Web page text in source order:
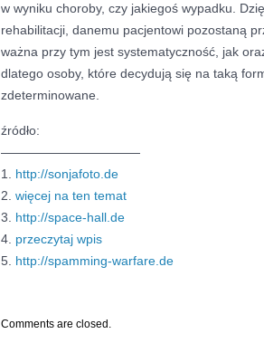
w wyniku choroby, czy jakiegoś wypadku.
rehabilitacji, danemu pacjentowi pozostaną
ważna przy tym jest systematyczność, jak
dlatego osoby, które decydują się na taką
zdeterminowane.
źródło:
———————————
1. http://sonjafoto.de
2. więcej na ten temat
3. http://space-hall.de
4. przeczytaj wpis
5. http://spamming-warfare.de
Comments are closed.